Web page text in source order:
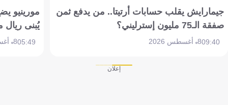
جيمارايش يقلب حسابات أرتيتا.. من يدفع ثمن
صفقة الـ75 مليون إسترليني؟
09:408 أغسطس 2026
مورينيو
يُبنى ريال
05:498 أغسطس 2026
إعلان